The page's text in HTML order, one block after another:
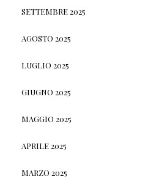
SETTEMBRE 2025
AGOSTO 2025
LUGLIO 2025
GIUGNO 2025
MAGGIO 2025
APRILE 2025
MARZO 2025